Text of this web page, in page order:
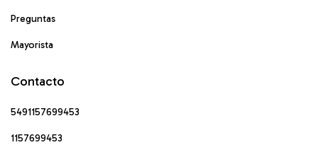
Preguntas
Mayorista
Contacto
5491157699453
1157699453